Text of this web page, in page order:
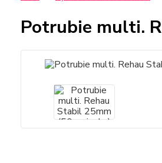
Potrubie multi.